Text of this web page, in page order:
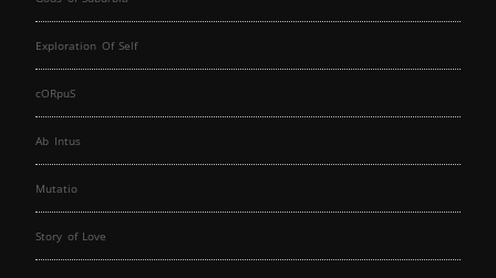
Exploration Of Self
cORpuS
Ab Intus
Mutatio
Story of Love